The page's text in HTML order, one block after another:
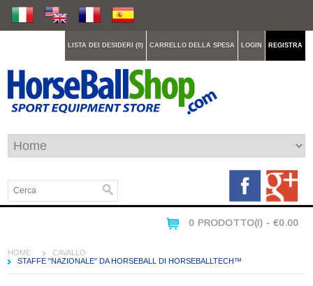
LISTA DEI DESIDERI (0) CARRELLO DELLA SPESA LOGIN REGISTRA
0 PRODOTTO(I) - €0.00
HOME
CAVALLO
STAFFE "NAZIONALE" DA HORSEBALL DI HORSEBALLTECH™